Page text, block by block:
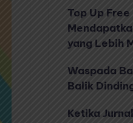
Top Up
yang Lebih
Waspada
Balik
Ketika